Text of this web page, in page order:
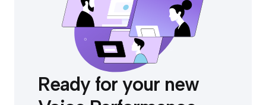
Ready for your new